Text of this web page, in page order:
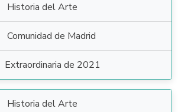
Historia del Arte
Comunidad de Madrid
Extraordinaria de 2021
Historia del Arte